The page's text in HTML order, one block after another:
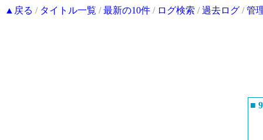
▲戻る / タイトル一覧 /最新の10件 / ログ検索 /過去ログ /管
■